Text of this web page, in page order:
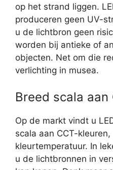
op het strand liggen.
produceren geen UV-
u de lichtbron geen
worden bij antieke of
objecten. Net om die
verlichting in musea.
Breed scala aan
Op de markt vindt u
scala aan CCT-
kleurtemperatuur. In
u de lichtbronnen in